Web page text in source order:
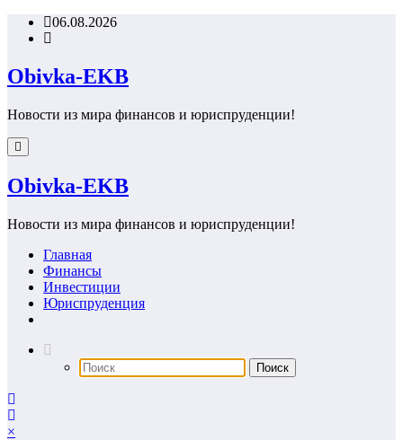
Перейти06.08.2026
Obivka-EKB
Новости из мира финансов и юриспруденции!
Obivka-EKB
Новости из мира финансов и юриспруденции!
Главная
Финансы
Инвестиции
Юриспруденция
×